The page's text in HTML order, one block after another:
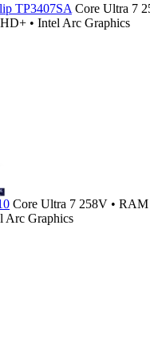
TP3407SA Core Ultra 7
• Intel Arc Graphics
Core Ultra 7 258V • RAM
Arc Graphics